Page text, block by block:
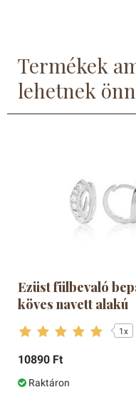
Termékek
lehetnek
Ezüst fülbevaló
köves navett alakú
1x
10890 Ft
Raktáron